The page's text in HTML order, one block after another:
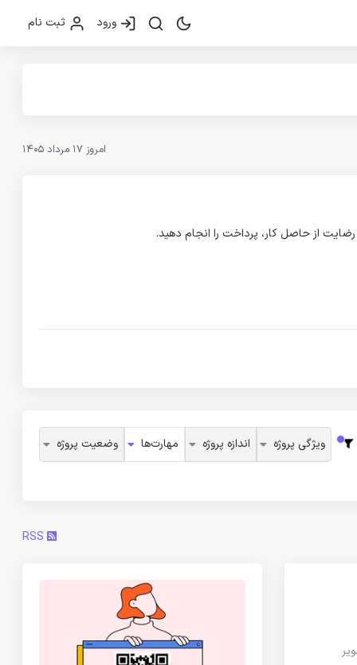
ورود ثبت نام
امروز 17 مرداد 1405
ویژگی پروژه اندازه پروژه مهارت‌ها وضعیت پروژه